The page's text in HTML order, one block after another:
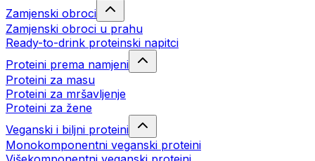
Zamjenski obroci
Zamjenski obroci u prahu
Ready-to-drink proteinski napitci
Proteini prema namjeni
Proteini za masu
Proteini za mršavljenje
Proteini za žene
Veganski i biljni proteini
Monokomponentni veganski proteini